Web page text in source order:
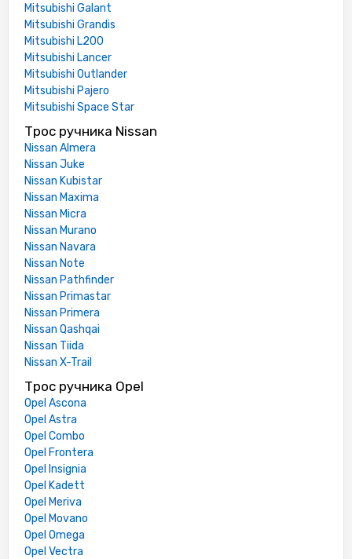
Mitsubishi Galant
Mitsubishi Grandis
Mitsubishi L200
Mitsubishi Lancer
Mitsubishi Outlander
Mitsubishi Pajero
Mitsubishi Space Star
Трос ручника Nissan
Nissan Almera
Nissan Juke
Nissan Kubistar
Nissan Maxima
Nissan Micra
Nissan Murano
Nissan Navara
Nissan Note
Nissan Pathfinder
Nissan Primastar
Nissan Primera
Nissan Qashqai
Nissan Tiida
Nissan X-Trail
Трос ручника Opel
Opel Ascona
Opel Astra
Opel Combo
Opel Frontera
Opel Insignia
Opel Kadett
Opel Meriva
Opel Movano
Opel Omega
Opel Vectra